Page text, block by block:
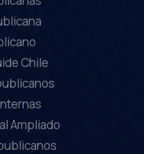
Chile
Ampliado